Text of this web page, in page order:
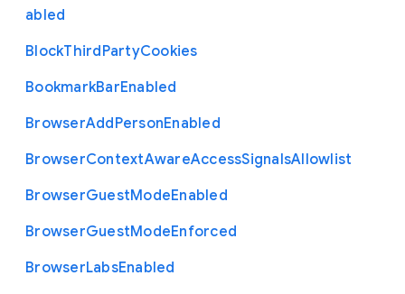
abled
BlockThirdPartyCookies
BookmarkBarEnabled
BrowserAddPersonEnabled
BrowserContextAwareAccessSignalsAllowlist
BrowserGuestModeEnabled
BrowserGuestModeEnforced
BrowserLabsEnabled